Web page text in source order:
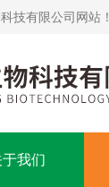
技有限公司网站！
于我们